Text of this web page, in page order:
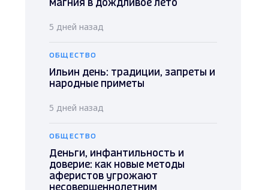
магния в дождливое лето
5 дней назад
ОБЩЕСТВО
Ильин день: традиции, запреты и
народные приметы
5 дней назад
ОБЩЕСТВО
Деньги, инфантильность и
доверие: как новые методы
аферистов угрожают
несовершеннолетним